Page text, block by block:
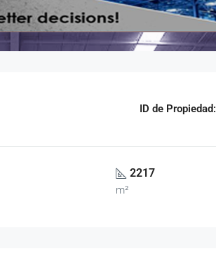
ID de Propiedad:
2217
m²